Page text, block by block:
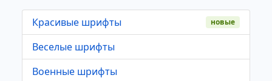
Красивые шрифты новые
Веселые шрифты
Военные шрифты